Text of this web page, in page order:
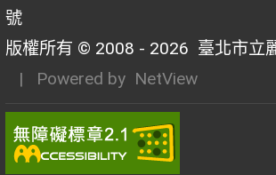
號
版權所有 © 2008 - 2026 臺北市立
| Powered by NetView